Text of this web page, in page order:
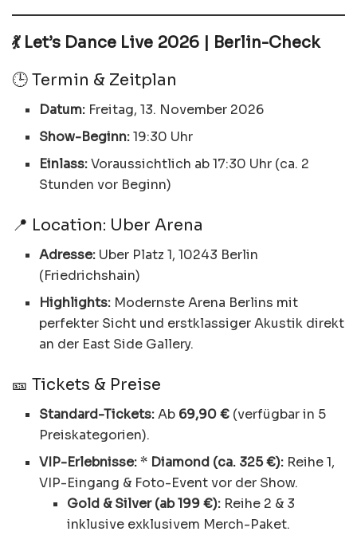
💃 Let’s Dance Live 2026 | Berlin-Check
🕒 Termin & Zeitplan
Datum: Freitag, 13. November 2026
Show-Beginn:19:30 Uhr
Einlass:Voraussichtlich ab 17:30 Uhr (ca. 2
Stunden vor Beginn)
📍 Location: Uber Arena
Adresse: Uber Platz 1, 10243 Berlin
(Friedrichshain)
Highlights: Modernste Arena Berlins mit
perfekter Sicht und erstklassiger Akustik direkt
an der East Side Gallery.
🎫 Tickets & Preise
Standard-Tickets:Ab 69,90 € (verfügbar in 5
Preiskategorien).
VIP-Erlebnisse:* Diamond (ca. 325 €): Reihe 1,
VIP-Eingang & Foto-Event vor der Show.
Gold & Silver (ab 199 €):Reihe 2 & 3
inklusive exklusivem Merch-Paket.